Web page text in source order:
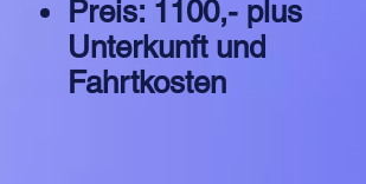
Preis: 1100,- plus
Unterkunft und
Fahrtkosten